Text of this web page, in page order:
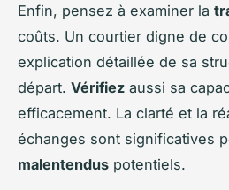
Enfin, pensez à examiner la
coûts. Un courtier digne de
explication détaillée de sa
départ. Vérifiez aussi sa
efficacement. La clarté et la
échanges sont significatives
malentendus potentiels.